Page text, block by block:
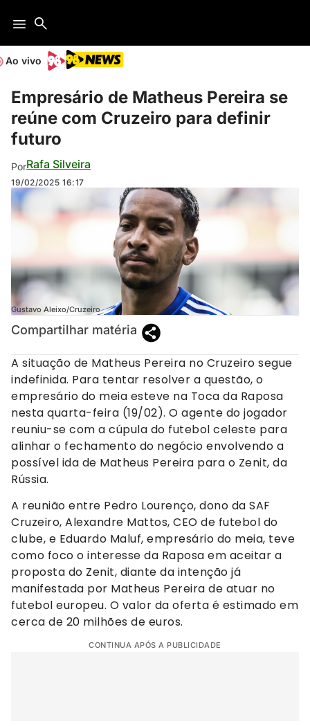
Ao vivo
Empresário de Matheus Pereira se
reúne com Cruzeiro para definir
futuro
PorRafa Silveira
19/02/2025 16:17
Gustavo Aleixo/Cruzeiro
Compartilhar matéria
A situação de Matheus Pereira no Cruzeiro segue
indefinida. Para tentar resolver a questão, o
empresário do meia esteve na Toca da Raposa
nesta quarta-feira (19/02). O agente do jogador
reuniu-se com a cúpula do futebol celeste para
alinhar o fechamento do negócio envolvendo a
possível ida de Matheus Pereira para o Zenit, da
Rússia.
A reunião entre Pedro Lourenço, dono da SAF
Cruzeiro, Alexandre Mattos, CEO de futebol do
clube, e Eduardo Maluf, empresário do meia, teve
como foco o interesse da Raposa em aceitar a
proposta do Zenit, diante da intenção já
manifestada por Matheus Pereira de atuar no
futebol europeu. O valor da oferta é estimado em
cerca de 20 milhões de euros.
CONTINUA APÓS A PUBLICIDADE